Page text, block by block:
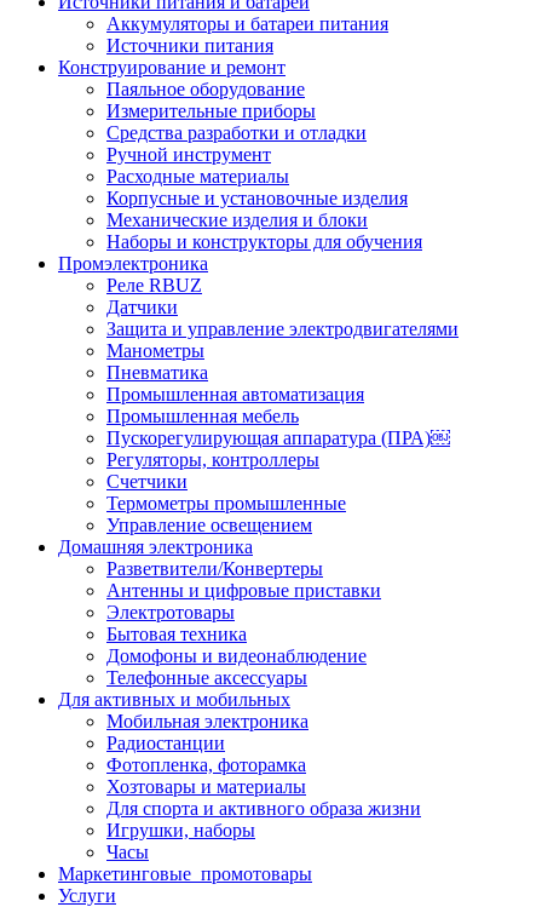
Аккумуляторы и батареи питания
Источники питания
Конструирование и ремонт
Паяльное оборудование
Измерительные приборы
Средства разработки и отладки
Ручной инструмент
Расходные материалы
Корпусные и установочные изделия
Механические изделия и блоки
Наборы и конструкторы для обучения
Промэлектроника
Реле RBUZ
Датчики
Защита и управление электродвигателями
Манометры
Пневматика
Промышленная автоматизация
Промышленная мебель
Пускорегулирующая аппаратура (ПРА)￼
Регуляторы, контроллеры
Счетчики
Термометры промышленные
Управление освещением
Домашняя электроника
Разветвители/Конвертеры
Антенны и цифровые приставки
Электротовары
Бытовая техника
Домофоны и видеонаблюдение
Телефонные аксессуары
Для активных и мобильных
Мобильная электроника
Радиостанции
Фотопленка, фоторамка
Хозтовары и материалы
Для спорта и активного образа жизни
Игрушки, наборы
Часы
Маркетинговые_промотовары
Услуги